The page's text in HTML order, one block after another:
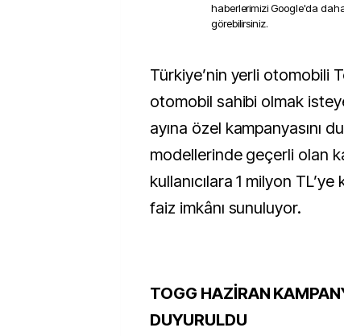
haberlerimizi Google'da
görebilirsiniz.
Türkiye’nin yerli otomobili Togg, elektrikli
otomobil sahibi olmak
ayına özel kampanyasını
modellerinde geçerli olan
kullanıcılara 1 milyon TL’ye
faiz imkânı sunuluyor.
TOGG HAZİRAN
DUYURULDU